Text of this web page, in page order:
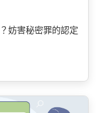
妨害秘密罪的認定